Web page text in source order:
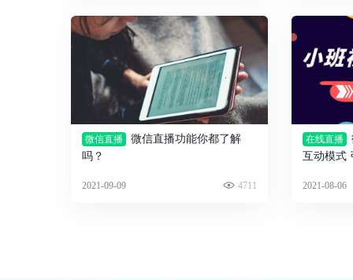
微信直播
微信直播功能你都了解
吗？
2021-09-09 4711
在线直播
互动模式
2021-08-06